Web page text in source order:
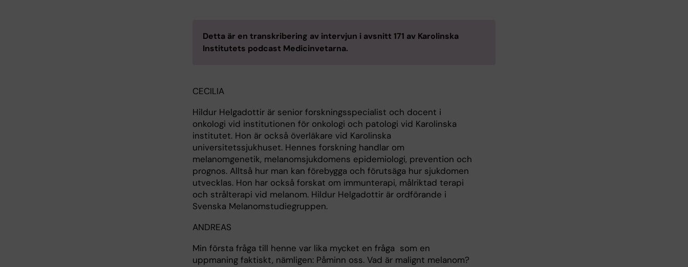
Detta är en transkribering av intervjun i avsnitt 171 av Karolinska
Institutets podcast Medicinvetarna.
CECILIA
Hildur Helgadottir är senior forskningsspecialist och docent i
onkologi vid institutionen för onkologi och patologi vid Karolinska
institutet. Hon är också överläkare vid Karolinska
universitetssjukhuset. Hennes forskning handlar om
melanomgenetik, melanomsjukdomens epidemiologi, prevention och
prognos. Alltså hur man kan förebygga och förutsäga hur sjukdomen
utvecklas. Hon har också forskat om immunterapi, målriktad terapi
och strålterapi vid melanom. Hildur Helgadottir är ordförande i
Svenska Melanomstudiegruppen.
ANDREAS
Min första fråga till henne var lika mycket en fråga som en
uppmaning faktiskt, nämligen: Påminn oss. Vad är malignt melanom?